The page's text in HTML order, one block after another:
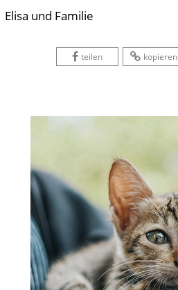
Elisa und Familie
teilen kopieren